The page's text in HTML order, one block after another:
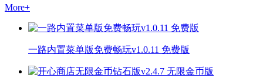
More+
一路内置菜单版免费畅玩v1.0.11 免费版